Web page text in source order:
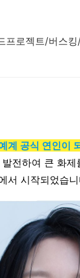
프로젝트/버스
계 공식 연인이
전하여 큰 화제
서 시작되었습니